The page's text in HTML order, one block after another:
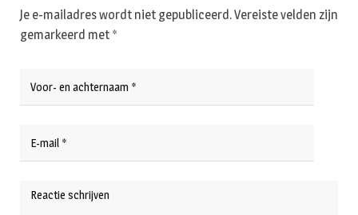
Je e-mailadres wordt niet gepubliceerd.Vereiste velden zijn
gemarkeerd met *